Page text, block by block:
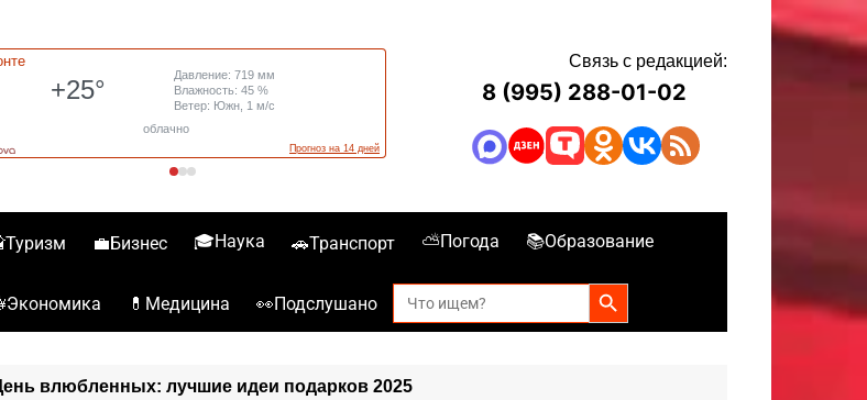
Связь с редакцией:
8 (995) 288-01-02
💼Бизнес 🎓Наука 🚗Транспорт ⛅Погода 📚Образование
💊Медицина 👀Подслушано
Search
for:
Search Button
влюбленных: лучшие идеи подарков 2025